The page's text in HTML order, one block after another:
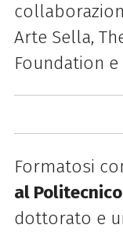
Arte Sella,
Foundation e
Formatosi
al
dottorato e